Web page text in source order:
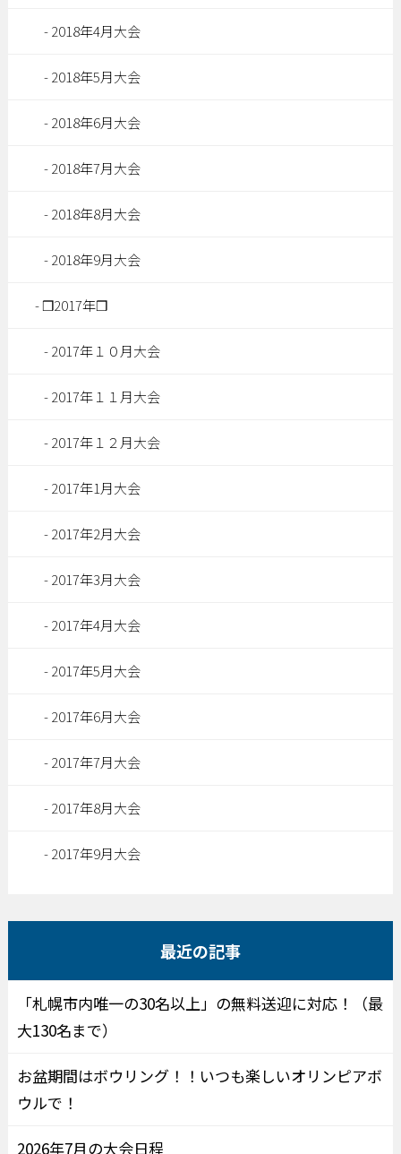
2018年4月大会
2018年5月大会
2018年6月大会
2018年7月大会
2018年8月大会
2018年9月大会
❒2017年❒
2017年１０月大会
2017年１１月大会
2017年１２月大会
2017年1月大会
2017年2月大会
2017年3月大会
2017年4月大会
2017年5月大会
2017年6月大会
2017年7月大会
2017年8月大会
2017年9月大会
最近の記事
「札幌市内唯一の30名以上」の無料送迎に対応！（最
大130名まで）
お盆期間はボウリング！！いつも楽しいオリンピアボ
ウルで！
2026年7月の大会日程